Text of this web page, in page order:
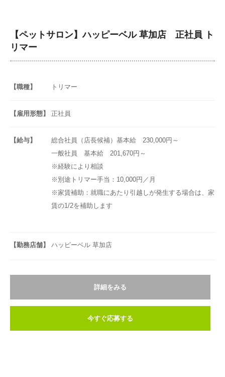
【ペットサロン】ハッピーベル 草加店 正社員 ト
リマー
【職種】 トリマー
【雇用形態】 正社員
【給与】
総合社員（店長候補）基本給 230,000円～
一般社員 基本給 201,670円～
※経験により相談
※別途トリマー手当：10,000円／月
※家賃補助：就職にあたり引越しが発生する場合は、家
賃の1/2を補助します
【勤務店舗】 ハッピーベル 草加店
詳細をみる
今すぐ応募する